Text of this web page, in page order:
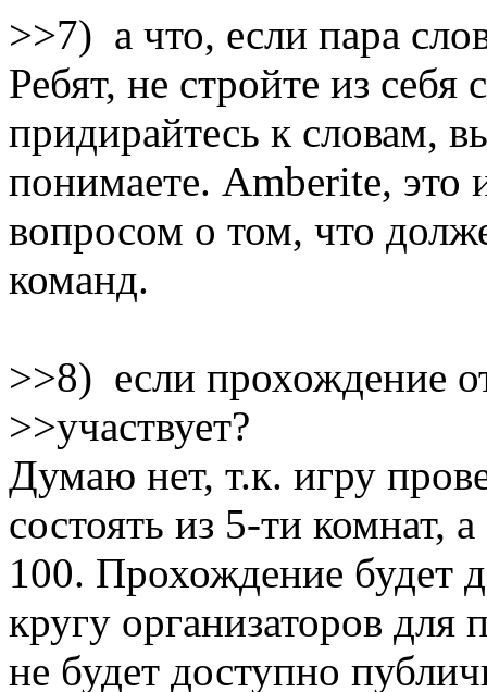
>>7) а что, если пара
Ребят, не стройте из
придирайтесь к словам,
понимаете. Amberite, это
вопросом о том, что
команд.
>>8) если прохождение
>>участвует?
Думаю нет, т.к. игру
состоять из 5-ти комнат,
100. Прохождение будет
кругу организаторов для
не будет доступно